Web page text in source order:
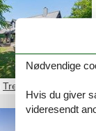
Trend
Nødvendige
Hvis du giver
videresendt